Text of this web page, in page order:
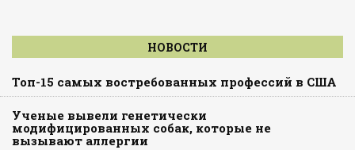
НОВОСТИ
Топ-15 самых востребованных профессий в США
Ученые вывели генетически
модифицированных собак, которые не
вызывают аллергии